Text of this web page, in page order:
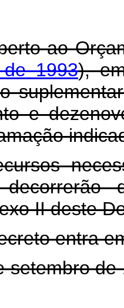
ao
1993),
e
II deste
entra
setembro de